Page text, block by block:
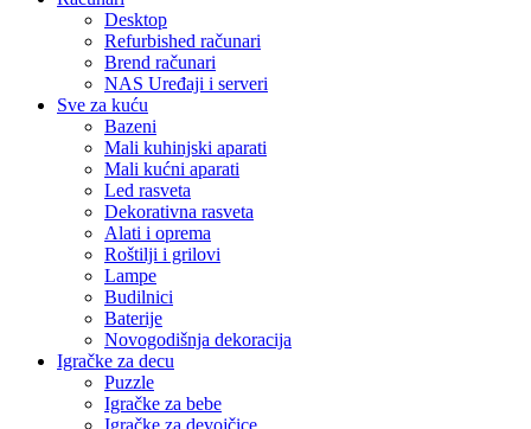
Desktop
Refurbished računari
Brend računari
NAS Uređaji i serveri
Sve za kuću
Bazeni
Mali kuhinjski aparati
Mali kućni aparati
Led rasveta
Dekorativna rasveta
Alati i oprema
Roštilji i grilovi
Lampe
Budilnici
Baterije
Novogodišnja dekoracija
Igračke za decu
Puzzle
Igračke za bebe
Igračke za devojčice